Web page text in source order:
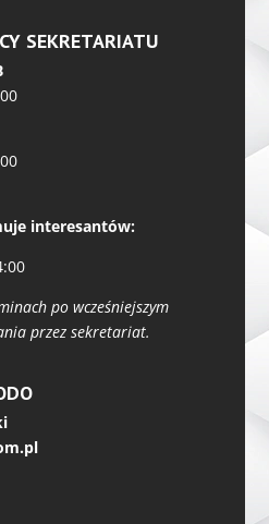
SEKRETARIATU
interesantów:
po wcześniejszym
przez sekretariat.